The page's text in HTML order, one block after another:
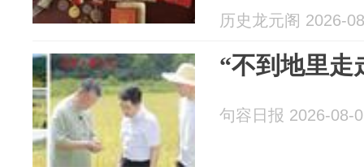
历史龙元阁 2026-
“不到地里走
句容日报 2026-08-